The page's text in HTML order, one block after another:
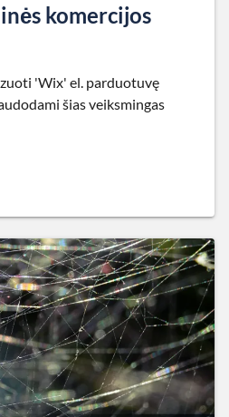
komercijos
'Wix' el. parduotuvę
šias veiksmingas